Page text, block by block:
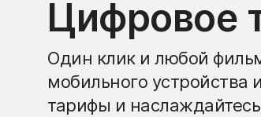
Цифровое
Один клик и любой
мобильного
тарифы и